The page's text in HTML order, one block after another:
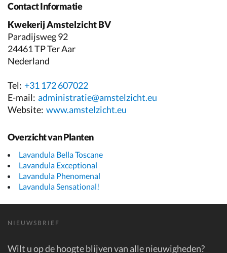
Contact Informatie
Kwekerij Amstelzicht BV
Paradijsweg 92
24461 TP Ter Aar
Nederland
Tel: +31 172 607022
E-mail: administratie@amstelzicht.eu
Website: www.amstelzicht.eu
Overzicht van Planten
Lavandula Bella Toscane
Lavandula Exceptional
Lavandula Phenomenal
Lavandula Sensational!
NIEUWSBRIEF
Wilt u op de hoogte blijven van alle nieuwigheden?